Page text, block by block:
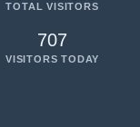
TOTAL VISITORS
707
VISITORS TODAY